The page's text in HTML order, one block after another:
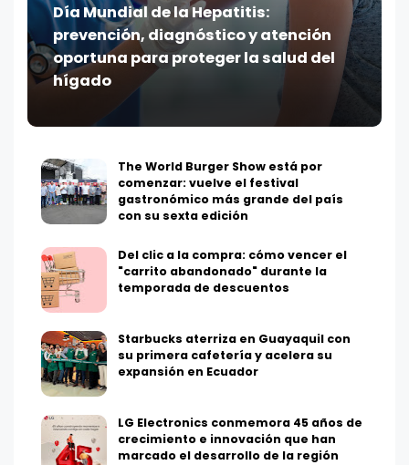
Día Mundial de la Hepatitis:
prevención, diagnóstico y atención
oportuna para proteger la salud del
hígado
The World Burger Show está por
comenzar: vuelve el festival
gastronómico más grande del país
con su sexta edición
Del clic a la compra: cómo vencer el
"carrito abandonado" durante la
temporada de descuentos
Starbucks aterriza en Guayaquil con
su primera cafetería y acelera su
expansión en Ecuador
LG Electronics conmemora 45 años de
crecimiento e innovación que han
marcado el desarrollo de la región